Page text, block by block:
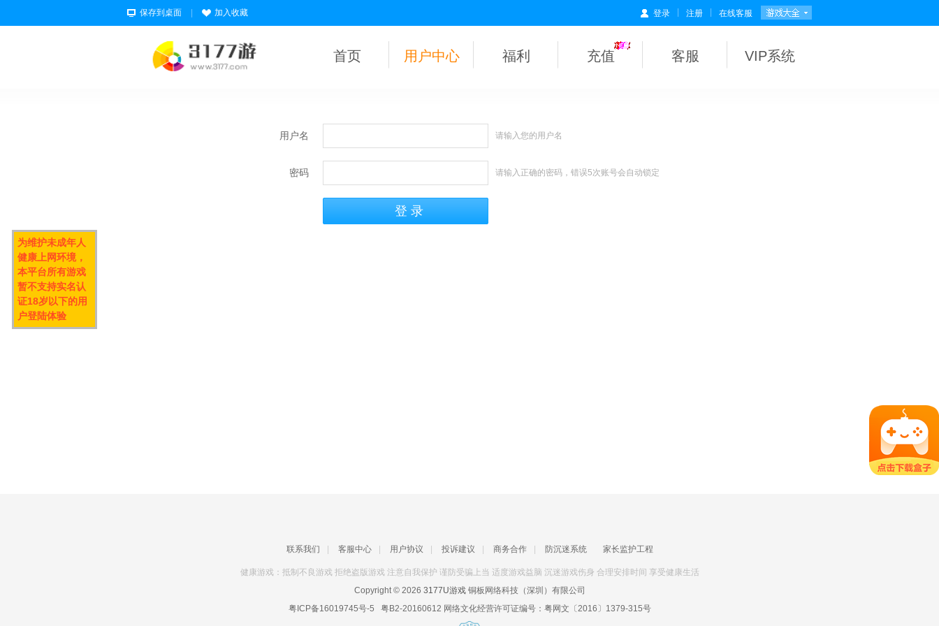
保存到桌面 加入收藏 登录 注册 在线客服
首页 用户中心 福利 充值 客服 VIP系统
用户名 请输入您的用户名
密码 请输入正确的密码，错误5次账号会自动锁定
联系我们 客服中心 用户协议 投诉建议 商务合作 防沉迷系统 家长监护工程
健康游戏：抵制不良游戏 拒绝盗版游戏 注意自我保护 谨防受骗上当 适度游戏益脑 沉迷游戏伤身 合理安排时间 享受健康生活
Copyright © 2026 3177U游戏铜板网络科技（深圳）有限公司
粤ICP备16019745号-5 粤B2-20160612 网络文化经营许可证编号： 粤网文〔2016〕1379-315号
为维护未成年人
健康上网环境，
本平台所有游戏
暂不支持实名认
证18岁以下的用
户登陆体验